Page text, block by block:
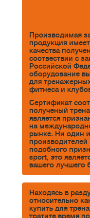
Производимая
продукция
качества
соотвествии с
Российской
оборудование
для
фитнеса и
Сертификат
полученый
является
на
рынке. Ни один
производителей
подобного
sport, это
вашего лучшего
Находясь в
относительно
купить для
тратите время